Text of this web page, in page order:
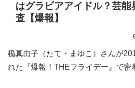
はグラビアアイドル？芸能
査【爆報】
楯真由子（たて・まゆこ）さんが
れた『爆報！THEフライデー』で密